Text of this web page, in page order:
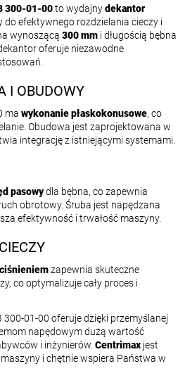
300-01-00to wydajnydekantor
do efektywnego rozdzielania cieczy i
wynoszącą 300 mm i długością bębna
oferuje niezawodne
I OBUDOWY
ma wykonanie płaskokonusowe, co
Obudowa jest zaprojektowana w
integrację z istniejącymi systemami.
pasowydla bębna, co zapewnia
obrotowy. Śruba jest napędzana
efektywność i trwałość maszyny.
zapewnia skuteczne
co optymalizuje cały proces i
300-01-00 oferuje dzięki przemyślanej
napędowym dużą wartość
i inżynierów. Centrimax jest
i chętnie wspiera Państwa w